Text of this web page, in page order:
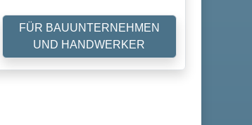
FÜR BAUUNTERNEHMEN
UND HANDWERKER